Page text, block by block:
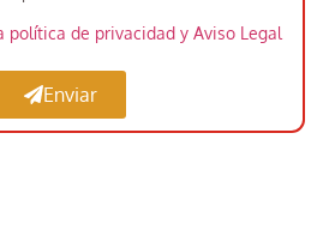
política de privacidad y Aviso Legal
Enviar